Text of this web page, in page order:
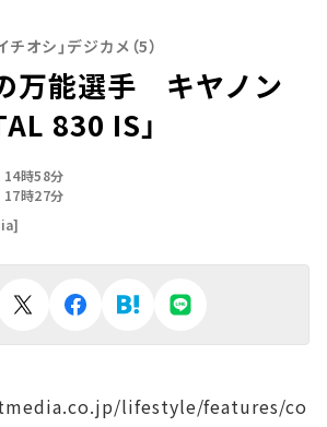
オシ」デジカメ（5）
万能選手 キヤノン
830 IS」
時58分
時27分
lifestyle/features/co